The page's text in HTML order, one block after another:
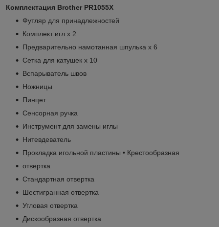
Комплектация Brother PR1055X
Футляр для принадлежностей
Комплект игл x 2
Предварительно намотанная шпулька x 6
Сетка для катушек x 10
Вспарыватель швов
Ножницы
Пинцет
Сенсорная ручка
Инструмент для замены иглы
Нитевдеватель
Прокладка игольной пластины • Крестообразная
отвертка
Стандартная отвертка
Шестигранная отвертка
Угловая отвертка
Дискообразная отвертка